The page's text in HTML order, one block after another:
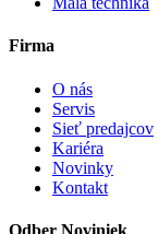
Firma
O nás
Servis
Sieť predajcov
Kariéra
Novinky
Kontakt
Odber Noviniek